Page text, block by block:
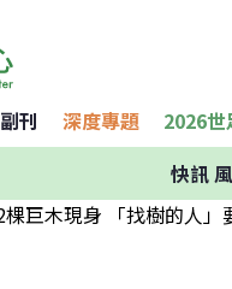
副刊 深度專題 2026世
快訊